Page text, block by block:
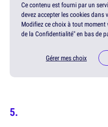
Ce contenu est fourni par un
devez accepter les cookies
Modifiez ce choix à tout moment
de la Confidentialité" en bas de
Gérer mes choix